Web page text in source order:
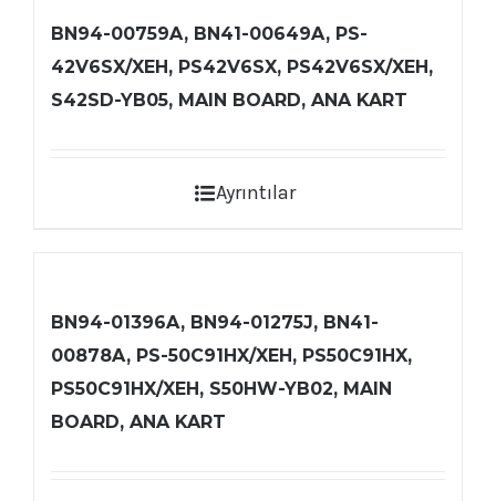
BN94-00759A, BN41-00649A, PS-
42V6SX/XEH, PS42V6SX, PS42V6SX/XEH,
S42SD-YB05, MAIN BOARD, ANA KART
Ayrıntılar
BN94-01396A, BN94-01275J, BN41-
00878A, PS-50C91HX/XEH, PS50C91HX,
PS50C91HX/XEH, S50HW-YB02, MAIN
BOARD, ANA KART